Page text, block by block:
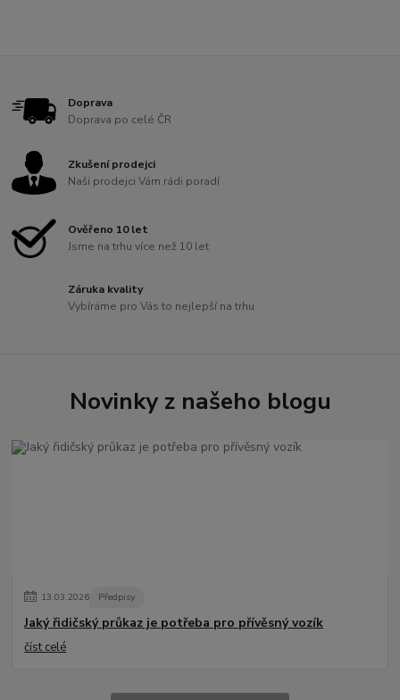
Doprava
Doprava po celé ČR
Zkušení prodejci
Naši prodejci Vám rádi poradí
Ověřeno 10 let
Jsme na trhu více než 10 let
Záruka kvality
Vybíráme pro Vás to nejlepší na trhu
Novinky z našeho blogu
13.03.2026 Předpisy
Jaký řidičský průkaz je potřeba pro přívěsný vozík
číst celé